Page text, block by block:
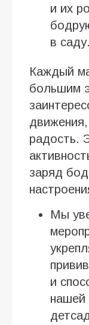
и их
в саду.
Каждый
большим
радость.
заряд
Мы
и
нашей